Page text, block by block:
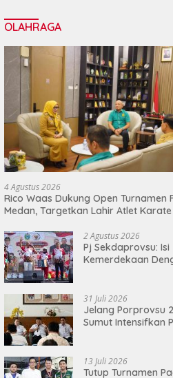
OLAHRAGA
4 Agustus 2026
Rico Waas Dukung Open Turnamen
Medan, Targetkan Lahir Atlet
2 Agustus 2026
Pj Sekdaprovsu: Isi
Kemerdekaan
31 Juli 2026
Jelang Porprovsu
Sumut Intensifkan
13 Juli 2026
Tutup Turnamen